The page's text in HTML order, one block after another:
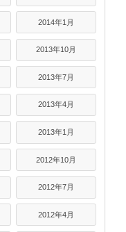
2014年1月
2013年10月
2013年7月
2013年4月
2013年1月
2012年10月
2012年7月
2012年4月